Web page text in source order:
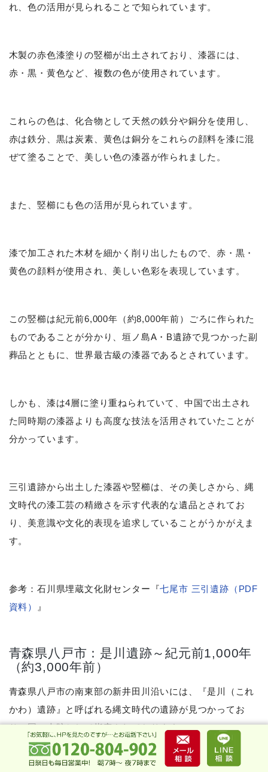
れ、色の活用が見られることで知られています。
木製の赤色漆塗りの竪櫛が出土されており、漆器には、
赤・黒・黄色など、複数の色が使用されています。
これらの色は、化合物として天然の鉄分や銅分を使用し、
赤は鉄分、黒は炭素、黄色は銅分をこれらの顔料を漆に混
ぜて塗ることで、美しい色の漆器が作られました。
また、竪櫛にも色の活用が見られています。
漆で加工された木材を細かく削り出したもので、赤・黒・
黄色の顔料が使用され、美しい色彩を表現しています。
この竪櫛は紀元前6,000年（約8,000年前）ごろに作られた
ものであることが分かり、垣ノ島A・B遺跡で見つかった副
葬品とともに、世界最古級の漆器であるとされています。
しかも、漆は4層に塗り重ねられていて、中国で出土され
た同時期の漆器よりも高度な技法を活用されていたことが
分かっています。
三引遺跡から出土した漆器や竪櫛は、その美しさから、縄
文時代の漆工芸の精緻さを示す代表的な遺品とされてお
り、美意識や文化的表現を追求していることがうかがえま
す。
参考：石川県埋蔵文化財センター『七尾市 三引遺跡（PDF
資料）
』
青森県八戸市：是川遺跡～紀元前1,000年
（約3,000年前）
青森県八戸市の南東部の新井田川沿いには、『是川（これ
かわ）遺跡』と呼ばれる縄文時代の遺跡が見つかってお
り、国の史跡として指定されております。